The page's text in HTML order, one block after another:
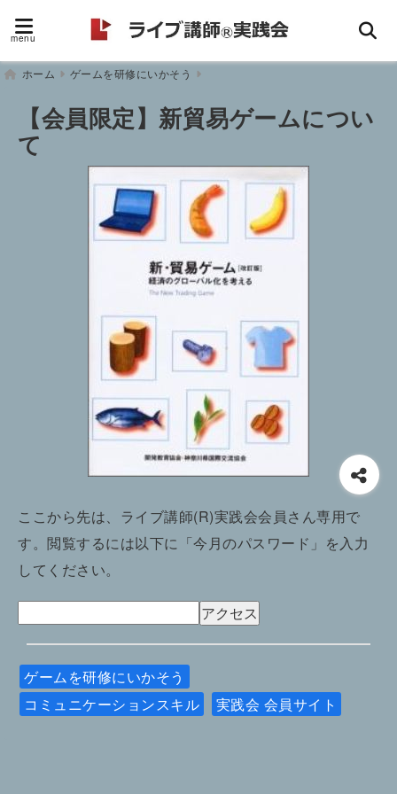
menu
ホーム ゲームを研修にいかそう
【会員限定】新貿易ゲームについ
て
ここから先は、ライブ講師(R)実践会会員さん専用で
す。閲覧するには以下に「今月のパスワード」を入力
してください。
ゲームを研修にいかそう
コミュニケーションスキル
実践会 会員サイト